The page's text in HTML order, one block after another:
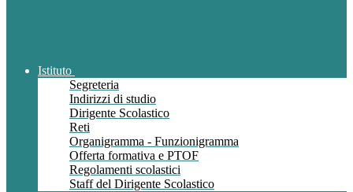
Istituto
Segreteria
Indirizzi di studio
Dirigente Scolastico
Reti
Organigramma - Funzionigramma
Offerta formativa e PTOF
Regolamenti scolastici
Staff del Dirigente Scolastico